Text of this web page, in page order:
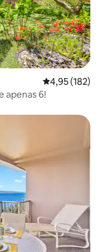
4,95 de uma
4,95 (182)
apenas 6!